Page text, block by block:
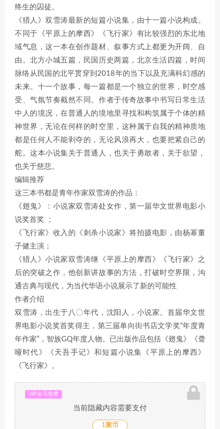
终生的囚徒。
《猎人》双雪涛最新的短篇小说集，由十一篇小说构成。
不同于《平原上的摩西》《飞行家》有比较强烈的东北地
域气息，这一本在创作题材、叙事方式上都更为开阔、自
由。北方小城五篇，民国历史两篇，北京生活四篇，时间
脉络从民国的北平贯穿到2018年的当下以及充满科幻感的
未来。十一个故事，每一篇都是一个独立的世界，时空感
受、气氛节奏截然不同。作者于传奇故事中书写日常生活
中人的境况，在普通人的境地里寻找和构筑属于个体的精
神世界，无论在何样的时空里，这种属于自我的精神质地
都是任何人不能剥夺的，无论风浪再大，也要把紧自己的
舵。这本小说集关于普通人，也关于勇敢者，关于欲望，
也关于慈悲。
编辑推荐
这三本书都是青年作家双雪涛的作品：
《翅鬼》：小说家双雪涛处女作，第一届华文世界电影小
说奖首奖 ；
《飞行家》收入的《刺杀小说家》将拍摄电影，由杨幂董
子健主演；
《猎人》小说家双雪涛继《平原上的摩西》《飞行家》之
后的突破之作，他创新讲故事的方法，打破时空界限，沟
通古典与现代，为当代华语小说展示了新的可能性
作者介绍
双雪涛，出生于八〇年代，沈阳人，小说家。首届华文世
界电影小说奖首奖得主，第三届单向街书店文学奖“年度青
年作家”，智族GQ年度人物。已出版作品包括《翅鬼》《聋
哑时代》《天吾手记》和短篇小说集《平原上的摩西》
《飞行家》。
VIP会员免费
当前隐藏内容需要支付
1聚币